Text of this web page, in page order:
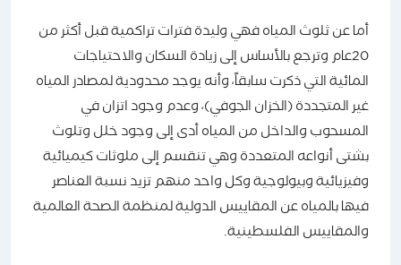
أما عن ثلوث المياه فهي وليدة فترات تراكمية قبل أكثر من
20عام وترجع بالأساس إلى زيادة السكان والاحتياجات
المائية التي ذكرت سابقاً، وأنه يوجد محدودية لمصادر المياه
غير المتجددة (الخزان الجوفي)، وعدم وجود اتزان في
المسحوب والداخل من المياه أدى إلى وجود خلل وتلوث
بشتى أنواعه المتعددة وهي تنقسم إلى ملوثات كيميائية
وفيزيائية وبيولوجية وكل واحد منهم تزيد نسبة العناصر
فيها بالمياه عن المقاييس الدولية لمنظمة الصحة العالمية
والمقاييس الفلسطينية.